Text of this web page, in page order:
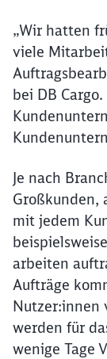
„Wir hatten
viele
bei DB
Je nach
Großkunden,
mit jedem
arbeiten
Aufträge
Nutzer:innen
werden für
wenige Tage